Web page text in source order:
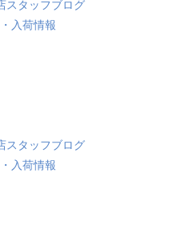
スタッフブログ
入荷情報
スタッフブログ
入荷情報